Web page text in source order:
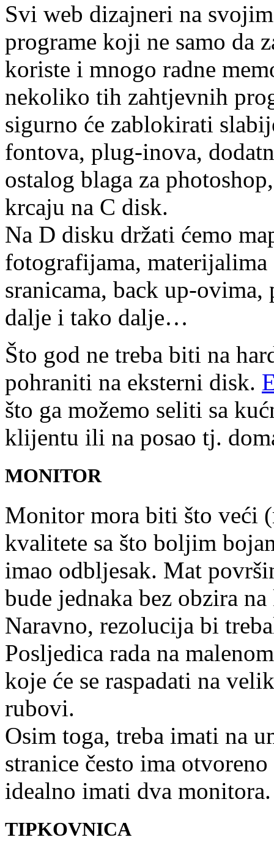
Svi web dizajneri na
programe koji ne samo da
koriste i mnogo radne
nekoliko tih zahtjevnih
sigurno će zablokirati
fontova, plug-inova,
ostalog blaga za
krcaju na C disk.
Na D disku držati ćemo
fotografijama,
sranicama, back up-
dalje i tako dalje…
Što god ne treba biti na
pohraniti na eksterni disk.
što ga možemo seliti sa
klijentu ili na posao tj.
MONITOR
Monitor mora biti što veći
kvalitete sa što boljim
imao odbljesak. Mat
bude jednaka bez obzira
Naravno, rezolucija bi
Posljedica rada na
koje će se raspadati na
rubovi.
Osim toga, treba imati na
stranice često ima
idealno imati dva monitora.
TIPKOVNICA